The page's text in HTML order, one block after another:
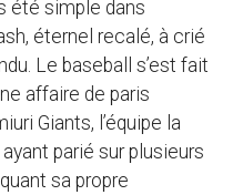
été simple dans
éternel recalé, à crié
Le baseball s’est fait
affaire de paris
Giants, l’équipe la
parié sur plusieurs
sa propre